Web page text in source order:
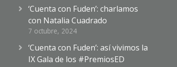
‘Cuenta con Fuden’: charlamos
con Natalia Cuadrado
7 octubre, 2024
‘Cuenta con Fuden’: así vivimos la
IX Gala de los #PremiosED